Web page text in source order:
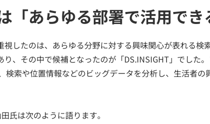
「あらゆる部署で活用でき
したのは、あらゆる分野に対する興味関心が表れる検
、その中で候補となったのが「DS.INSIGHT」でした
検索や位置情報などのビッグデータを分析し、生活者
氏は次のように語ります。